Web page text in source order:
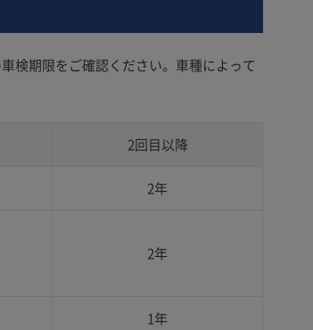
検期限をご確認ください。車種によって
2回目以降
2年
2年
1年